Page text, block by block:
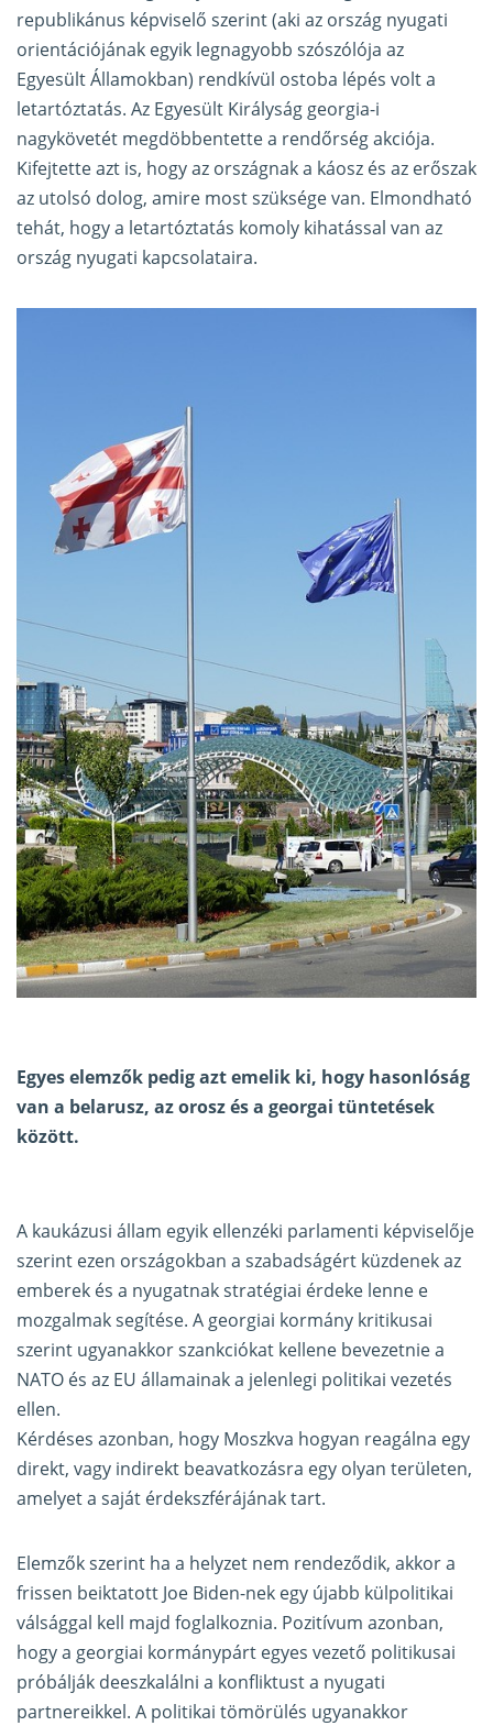
republikánus képviselő szerint (aki az ország nyugati
orientációjának egyik legnagyobb szószólója az
Egyesült Államokban) rendkívül ostoba lépés volt a
letartóztatás. Az Egyesült Királyság georgia-i
nagykövetét megdöbbentette a rendőrség akciója.
Kifejtette azt is, hogy az országnak a káosz és az erőszak
az utolsó dolog, amire most szüksége van. Elmondható
tehát, hogy a letartóztatás komoly kihatással van az
ország nyugati kapcsolataira.
Egyes elemzők pedig azt emelik ki, hogy hasonlóság
van a belarusz, az orosz és a georgai tüntetések
között.
A kaukázusi állam egyik ellenzéki parlamenti képviselője
szerint ezen országokban a szabadságért küzdenek az
emberek és a nyugatnak stratégiai érdeke lenne e
mozgalmak segítése. A georgiai kormány kritikusai
szerint ugyanakkor szankciókat kellene bevezetnie a
NATO és az EU államainak a jelenlegi politikai vezetés
ellen.
Kérdéses azonban, hogy Moszkva hogyan reagálna egy
direkt, vagy indirekt beavatkozásra egy olyan területen,
amelyet a saját érdekszférájának tart.
Elemzők szerint ha a helyzet nem rendeződik, akkor a
frissen beiktatott Joe Biden-nek egy újabb külpolitikai
válsággal kell majd foglalkoznia. Pozitívum azonban,
hogy a georgiai kormánypárt egyes vezető politikusai
próbálják deeszkalálni a konfliktust a nyugati
partnereikkel. A politikai tömörülés ugyanakkor